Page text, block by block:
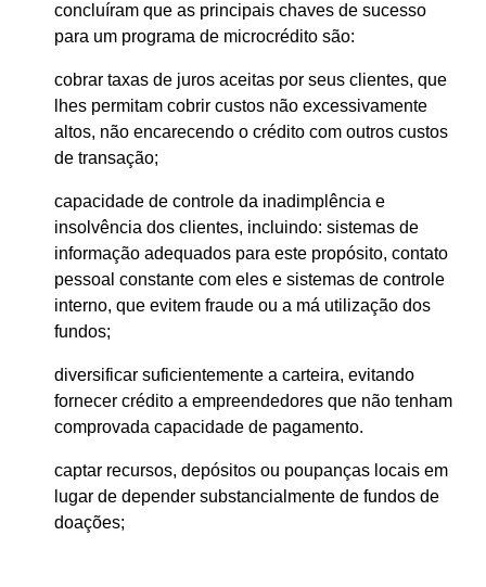
concluíram que as principais chaves de sucesso
para um programa de microcrédito são:
cobrar taxas de juros aceitas por seus clientes, que
lhes permitam cobrir custos não excessivamente
altos, não encarecendo o crédito com outros custos
de transação;
capacidade de controle da inadimplência e
insolvência dos clientes, incluindo: sistemas de
informação adequados para este propósito, contato
pessoal constante com eles e sistemas de controle
interno, que evitem fraude ou a má utilização dos
fundos;
diversificar suficientemente a carteira, evitando
fornecer crédito a empreendedores que não tenham
comprovada capacidade de pagamento.
captar recursos, depósitos ou poupanças locais em
lugar de depender substancialmente de fundos de
doações;